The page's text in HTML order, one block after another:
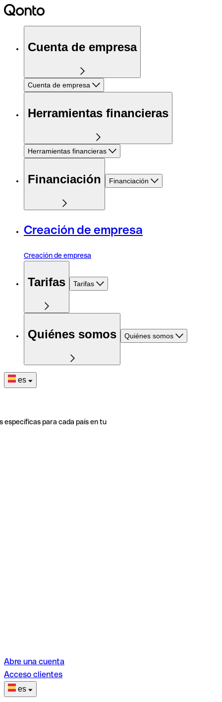
Cuenta de empresa
Cuenta de empresa
Herramientas financieras
Herramientas financieras
Financiación Financiación
Creación de empresa
Creación de empresa
Tarifas Tarifas
Quiénes somos Quiénes somos
es
específicas para cada país en tu
Abre una cuenta
Acceso clientes
es